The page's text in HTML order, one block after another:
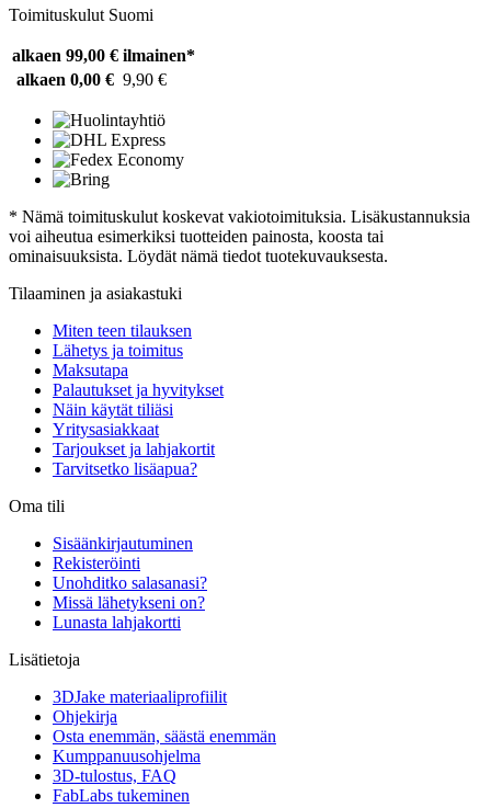
Toimituskulut Suomi
alkaen 99,00 € ilmainen*
alkaen 0,00 € 9,90 €
* Nämä toimituskulut koskevat vakiotoimituksia. Lisäkustannuksia
voi aiheutua esimerkiksi tuotteiden painosta, koosta tai
ominaisuuksista. Löydät nämä tiedot tuotekuvauksesta.
Tilaaminen ja asiakastuki
Miten teen tilauksen
Lähetys ja toimitus
Maksutapa
Palautukset ja hyvitykset
Näin käytät tiliäsi
Yritysasiakkaat
Tarjoukset ja lahjakortit
Tarvitsetko lisäapua?
Oma tili
Sisäänkirjautuminen
Rekisteröinti
Unohditko salasanasi?
Missä lähetykseni on?
Lunasta lahjakortti
Lisätietoja
3DJake materiaaliprofiilit
Ohjekirja
Osta enemmän, säästä enemmän
Kumppanuusohjelma
3D-tulostus, FAQ
FabLabs tukeminen